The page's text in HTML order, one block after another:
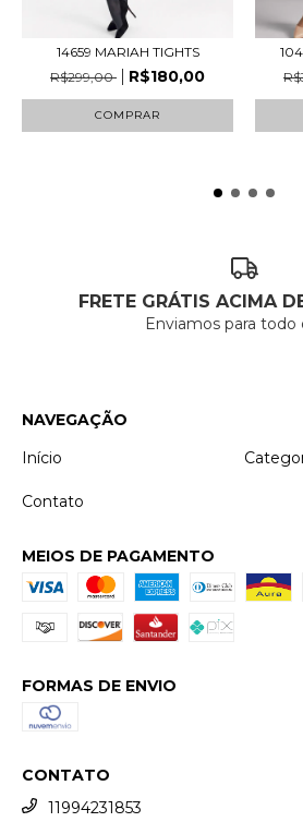
14659 MARIAH TIGHTS
R$299,00
R$180,00
COMPRAR
FRETE GRÁTIS ACIMA
Enviamos para todo
NAVEGAÇÃO
Início
Contato
MEIOS DE PAGAMENTO
FORMAS DE ENVIO
CONTATO
11994231853